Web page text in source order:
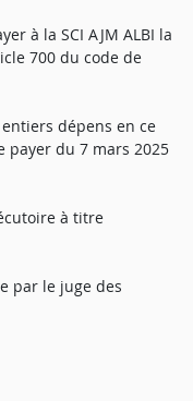
à la SCI AJM ALBI la
700 du code de
dépens en ce
payer du 7 mars 2025
à titre
par le juge des